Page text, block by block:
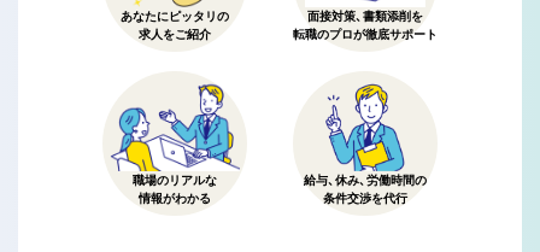
あなたにピッタリの
求人をご紹介
面接対策、書類添削を
転職のプロが徹底サポート
職場のリアルな
情報がわかる
給与、休み、労働時間の
条件交渉を代行